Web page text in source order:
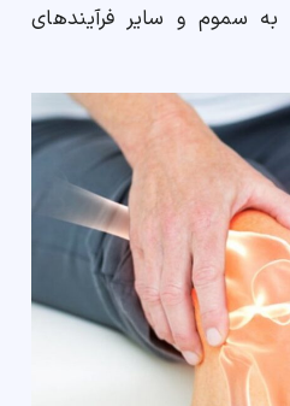
به سموم و سایر فرآیندهای